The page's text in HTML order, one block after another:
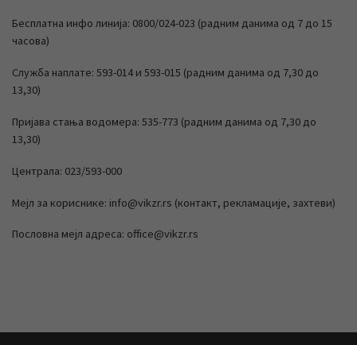
Бесплатна инфо линија: 0800/024-023 (радним данима од 7 до 15
часова)
Служба наплате: 593-014 и 593-015 (радним данима од 7,30 до
13,30)
Пријава стања водомера: 535-773 (радним данима од 7,30 до
13,30)
Централа: 023/593-000
Мејл за кориснике: info@vikzr.rs (контакт, рекламације, захтеви)
Пословна мејл адреса: office@vikzr.rs